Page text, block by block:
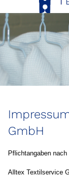
GmbH
Pflichtangaben nach
Alltex Textilservice